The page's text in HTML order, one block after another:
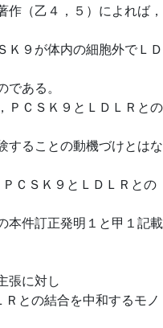
作（乙４，５）によれば，
Ｋ９が体内の細胞外でＬＤ
ある。
ＰＣＳＫ９とＬＤＬＲとの
することの動機づけとはな
ＣＳＫ９とＬＤＬＲとの
本件訂正発明１と甲１記載
張に対し
との結合を中和するモノ